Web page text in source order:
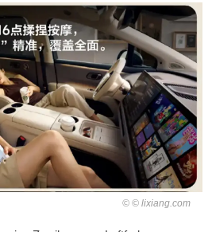
© lixiang.com